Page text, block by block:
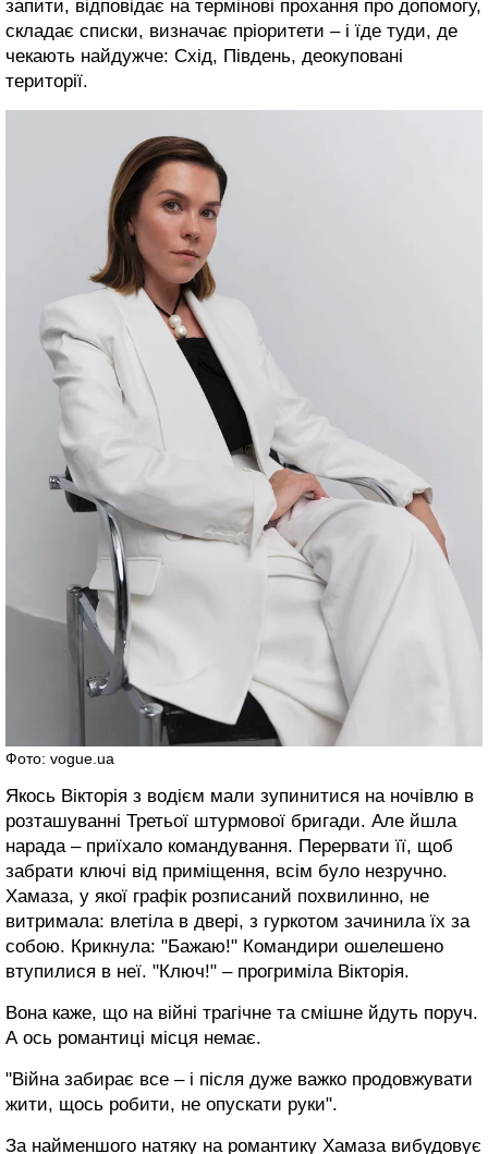
запити, відповідає на термінові прохання про допомогу,
складає списки, визначає пріоритети – і їде туди, де
чекають найдужче: Схід, Південь, деокуповані
території.
Фото: vogue.ua
Якось Вікторія з водієм мали зупинитися на ночівлю в
розташуванні Третьої штурмової бригади. Але йшла
нарада – приїхало командування. Перервати її, щоб
забрати ключі від приміщення, всім було незручно.
Хамаза, у якої графік розписаний похвилинно, не
витримала: влетіла в двері, з гуркотом зачинила їх за
собою. Крикнула: "Бажаю!" Командири ошелешено
втупилися в неї. "Ключ!" – прогриміла Вікторія.
Вона каже, що на війні трагічне та смішне йдуть поруч.
А ось романтиці місця немає.
"Війна забирає все – і після дуже важко продовжувати
жити, щось робити, не опускати руки".
За найменшого натяку на романтику Хамаза вибудовує